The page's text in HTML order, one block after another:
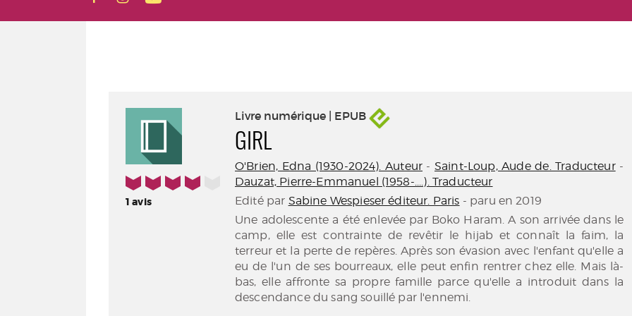
4/5
1avis
Livre numérique | EPUB
GIRL
O'Brien, Edna (1930-2024). Auteur - Saint-Loup, Aude de. Traducteur-
Dauzat, Pierre-Emmanuel (1958-....). Traducteur
Edité par Sabine Wespieser éditeur. Paris - paru en 2019
Une adolescente a été enlevée par Boko Haram. A son arrivée dans le
camp, elle est contrainte de revêtir le hijab et connaît la faim, la
terreur et la perte de repères. Après son évasion avec l'enfant qu'elle a
eu de l'un de ses bourreaux, elle peut enfin rentrer chez elle. Mais là-
bas, elle affronte sa propre famille parce qu'elle a introduit dans la
descendance du sang souillé par l'ennemi.